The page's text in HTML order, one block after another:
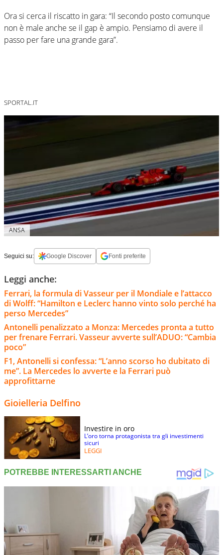
Ora si cerca il riscatto in gara: “Il secondo posto comunque
non è male anche se il gap è ampio. Pensiamo di avere il
passo per fare una grande gara”.
SPORTAL.IT
ANSA
Seguici su: Google Discover Fonti preferite
Leggi anche:
Ferrari, la formula di Vasseur per il Mondiale e l’attacco
di Wolff: “Hamilton e Leclerc hanno vinto solo perché ha
perso Mercedes”
Antonelli penalizzato a Monza: Mercedes pronta a tutto
per frenare Ferrari. Vasseur avverte sull’ADUO: “Cambia
poco”
F1, Antonelli si confessa: “L’anno scorso ho dubitato di
me”. La Mercedes lo avverte e la Ferrari può
approfittarne
Gioielleria Delfino
Investire in oro
L’oro torna protagonista tra gli investimenti
sicuri
LEGGI